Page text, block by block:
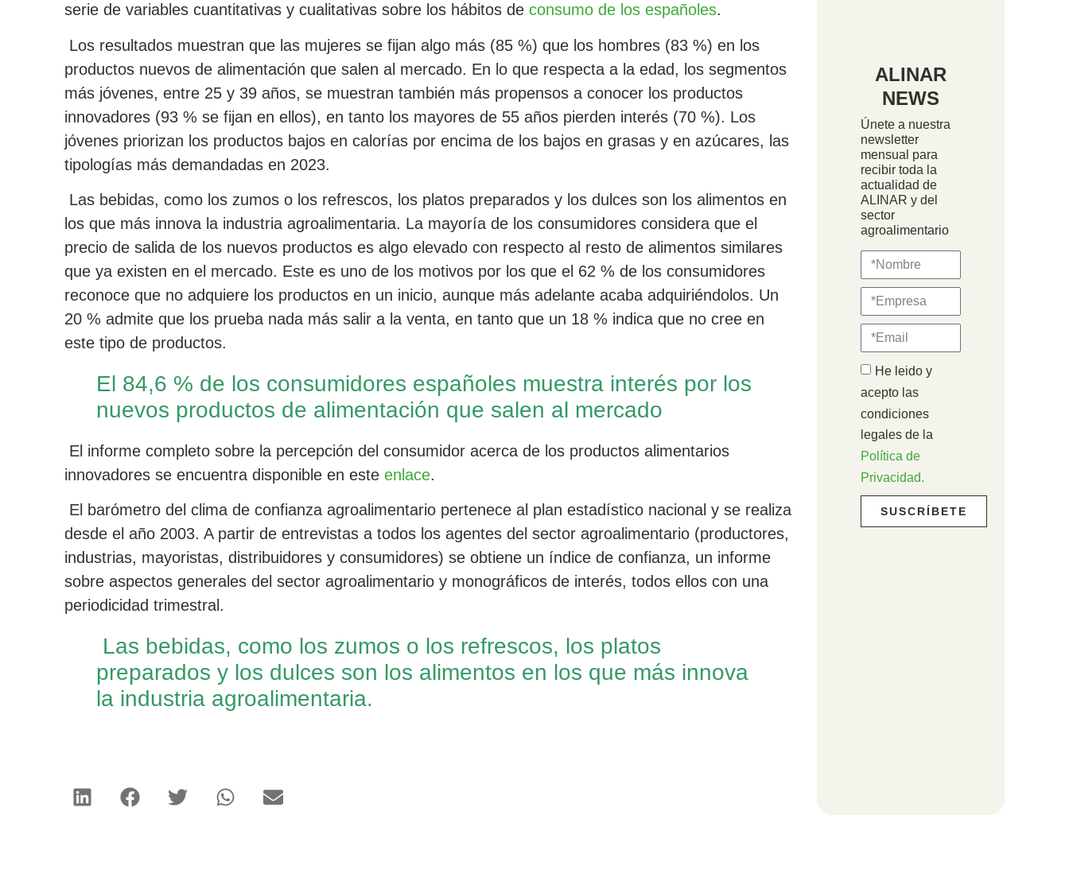
serie de variables cuantitativas y cualitativas sobre los hábitos de consumo de los españoles.
Los resultados muestran que las mujeres se fijan algo más (85 %) que los hombres (83 %) en los
productos nuevos de alimentación que salen al mercado. En lo que respecta a la edad, los segmentos
más jóvenes, entre 25 y 39 años, se muestran también más propensos a conocer los productos
innovadores (93 % se fijan en ellos), en tanto los mayores de 55 años pierden interés (70 %). Los
jóvenes priorizan los productos bajos en calorías por encima de los bajos en grasas y en azúcares, las
tipologías más demandadas en 2023.
Las bebidas, como los zumos o los refrescos, los platos preparados y los dulces son los alimentos en
los que más innova la industria agroalimentaria. La mayoría de los consumidores considera que el
precio de salida de los nuevos productos es algo elevado con respecto al resto de alimentos similares
que ya existen en el mercado. Este es uno de los motivos por los que el 62 % de los consumidores
reconoce que no adquiere los productos en un inicio, aunque más adelante acaba adquiriéndolos. Un
20 % admite que los prueba nada más salir a la venta, en tanto que un 18 % indica que no cree en
este tipo de productos.
El 84,6 % de los consumidores españoles muestra interés por los
nuevos productos de alimentación que salen al mercado
El informe completo sobre la percepción del consumidor acerca de los productos alimentarios
innovadores se encuentra disponible en este enlace.
El barómetro del clima de confianza agroalimentario pertenece al plan estadístico nacional y se realiza
desde el año 2003. A partir de entrevistas a todos los agentes del sector agroalimentario (productores,
industrias, mayoristas, distribuidores y consumidores) se obtiene un índice de confianza, un informe
sobre aspectos generales del sector agroalimentario y monográficos de interés, todos ellos con una
periodicidad trimestral.
Las bebidas, como los zumos o los refrescos, los platos
preparados y los dulces son los alimentos en los que más innova
la industria agroalimentaria.
ALINAR
NEWS
Únete a nuestra
newsletter
mensual para
recibir toda la
actualidad de
ALINAR y del
sector
agroalimentario
He leido y
acepto las
condiciones
legales de la
Política de
Privacidad.
SUSCRÍBETE